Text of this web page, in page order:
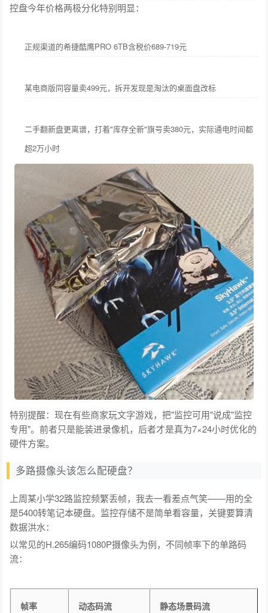
控盘今年价格两极分化特别明显：
正规渠道的希捷酷鹰PRO 6TB含税价689-719元
某电商版同容量卖499元，拆开发现是淘汰的桌面盘改标
二手翻新盘更离谱，打着"库存全新"旗号卖380元，实际通电时间都
超2万小时
特别提醒：现在有些商家玩文字游戏，把"监控可用"说成"监控
专用"。前者只是能装进录像机，后者才是真为7×24小时优化的
硬件方案。
多路摄像头该怎么配硬盘？
上周某小学32路监控频繁丢帧，我去一看差点气笑——用的全
是5400转笔记本硬盘。监控存储不是简单看容量，关键要算清
数据洪水：
以常见的H.265编码1080P摄像头为例，不同帧率下的单路码
流：
帧率 动态码流 静态场景码流